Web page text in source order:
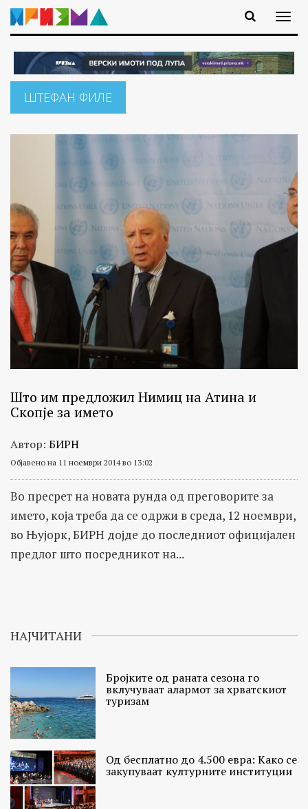
ШТЕФАН ФИЛЕ
Што им предложил Нимиц на Атина и
Скопје за името
Автор: БИРН
Објавено на 11 ноември 2014 во 13:02
Во пресрет на новата рунда од преговорите за
името, која треба да се одржи в среда, 12 ноември,
во Њујорк, БИРН дојде до последниот официјален
предлог што посредникот на...
НАЈЧИТАНИ
Бројките од раната сезона го
вклучуваат алармот за хрватскиот
туризам
Од бесплатно до 4.500 евра: Како се
закупуваат културните институции